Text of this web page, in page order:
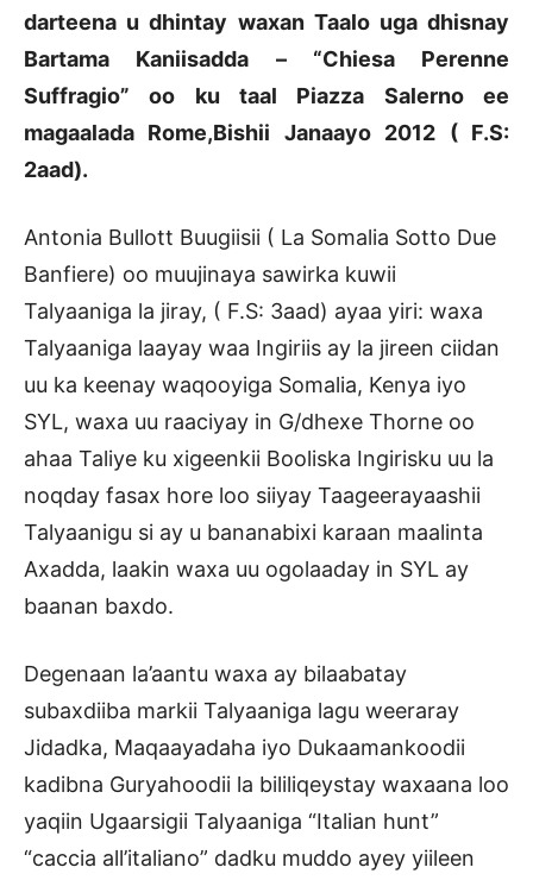
darteena u dhintay waxan Taalo uga dhisnay
Bartama Kaniisadda – “Chiesa Perenne
Suffragio” oo ku taal Piazza Salerno ee
magaalada Rome,Bishii Janaayo 2012 ( F.S:
2aad).
Antonia Bullott Buugiisii ( La Somalia Sotto Due
Banfiere) oo muujinaya sawirka kuwii
Talyaaniga la jiray, ( F.S: 3aad) ayaa yiri: waxa
Talyaaniga laayay waa Ingiriis ay la jireen ciidan
uu ka keenay waqooyiga Somalia, Kenya iyo
SYL, waxa uu raaciyay in G/dhexe Thorne oo
ahaa Taliye ku xigeenkii Booliska Ingirisku uu la
noqday fasax hore loo siiyay Taageerayaashii
Talyaanigu si ay u bananabixi karaan maalinta
Axadda, laakin waxa uu ogolaaday in SYL ay
baanan baxdo.
Degenaan la’aantu waxa ay bilaabatay
subaxdiiba markii Talyaaniga lagu weeraray
Jidadka, Maqaayadaha iyo Dukaamankoodii
kadibna Guryahoodii la bililiqeystay waxaana loo
yaqiin Ugaarsigii Talyaaniga “Italian hunt”
“caccia all’italiano” dadku muddo ayey yiileen